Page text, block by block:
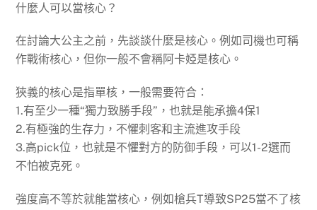
什麼人可以當核心？
在討論大公主之前，先談談什麼是核心。例如司機也可稱
作戰術核心，但你一般不會稱阿卡婭是核心。
狹義的核心是指單核，一般需要符合：
1.有至少一種“獨力致勝手段”，也就是能承擔4保1
2.有極強的生存力，不懼刺客和主流進攻手段
3.高pick位，也就是不懼對方的防御手段，可以1-2選而
不怕被克死。
強度高不等於就能當核心，例如槍兵T導致SP25當不了核